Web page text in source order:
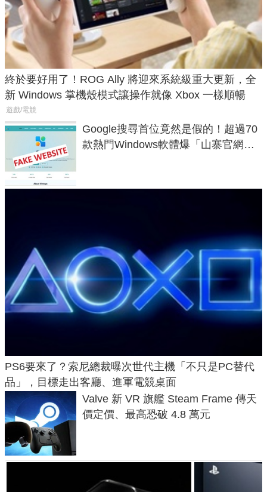
終於要好用了！ROG Ally 將迎來系統級重大更新，全
新 Windows 掌機殼模式讓操作就像 Xbox 一樣順暢
遊戲/電競
Google搜尋首位竟然是假的！超過70
款熱門Windows軟體爆「山寨官網」
PS6要來了？索尼總裁曝次世代主機「不只是PC替代
品」，目標走出客廳、進軍電競桌面
Valve 新 VR 旗艦 Steam Frame 傳天
價定價、最高恐破 4.8 萬元